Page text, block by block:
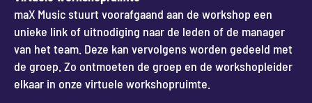
maX Music stuurt voorafgaand aan de workshop een
unieke link of uitnodiging naar de leden of de manager
van het team. Deze kan vervolgens worden gedeeld met
de groep. Zo ontmoeten de groep en de workshopleider
elkaar in onze virtuele workshopruimte.